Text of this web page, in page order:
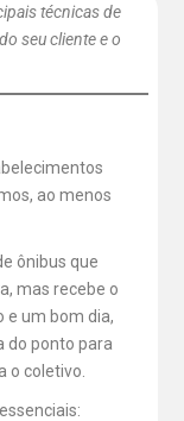
técnicas de
seu cliente e o
ao menos
ônibus que
mas recebe o
e um bom dia,
do ponto para
o coletivo.